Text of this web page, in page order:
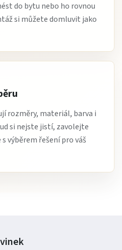
do bytu nebo ho rovnou
si můžete domluvit jako
rozměry, materiál, barva i
si nejste jistí, zavolejte
výběrem řešení pro váš